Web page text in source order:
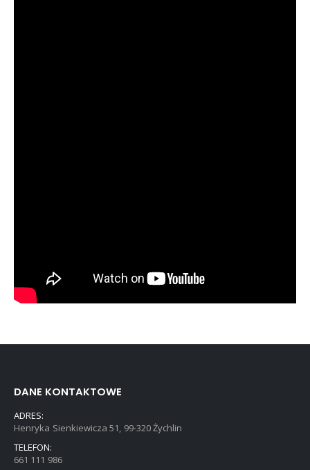
DANE KONTAKTOWE
ADRES:
Henryka Sienkiewicza 51, 99-320 Żychlin
TELEFON:
661 111 986